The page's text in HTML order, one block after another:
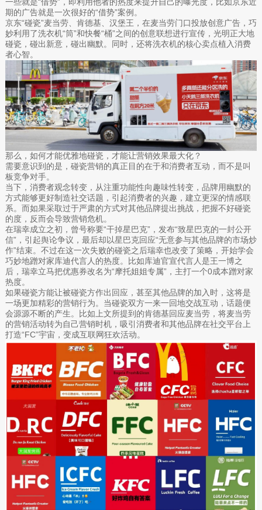
一些就是“借势”，即利用他者的热度来提升自己的曝光度，比如京东近
期的广告就是一次很好的“借势”案例。
京东“碰瓷”麦当劳、肯德基、汉堡王，在麦当劳门口投放创意广告，巧
妙利用了洗衣机“筒”和快餐“桶”之间的创意联想进行宣传，光明正大地
碰瓷，碰出新意，碰出幽默。同时，还将洗衣机的核心卖点植入消费
者心智。
那么，如何才能优雅地碰瓷，才能让营销效果最大化？
需要意识到的是，碰瓷营销的真正目的在于和消费者互动，而不是叫
板竞争对手。
当下，消费者观念转变，从注重功能性向趣味性转变，品牌用幽默的
方式能够更好制造社交话题，引起消费者的兴趣，建立更深的情感联
系。而如果采取过于严肃的方式对其他品牌提出挑战，把握不好碰瓷
的度，反而会导致营销危机。
在瑞幸成立之初，曾号称要“干掉星巴克”，发布“致星巴克的一封公开
信”，引起舆论争议，最后却以星巴克回应“无意参与其他品牌的市场炒
作”结束。不过在这一次失败的碰瓷之后瑞幸也改变了策略，开始学会
巧妙地蹭对家库迪代言人的热度。比如库迪官宣代言人是王一博之
后，瑞幸立马把优惠券改名为“摩托姐姐专属”，主打一个0成本蹭对家
热度。
如果碰瓷方能让被碰瓷方作出回应，甚至其他品牌的加入时，这将是
一场更加精彩的营销行为。当碰瓷双方一来一回地交战互动，话题便
会源源不断的产生。比如上文所提到的肯德基回应麦当劳，将麦当劳
的营销活动转为自己营销时机，吸引消费者和其他品牌在社交平台上
打造“FC”宇宙，变成互联网狂欢活动。